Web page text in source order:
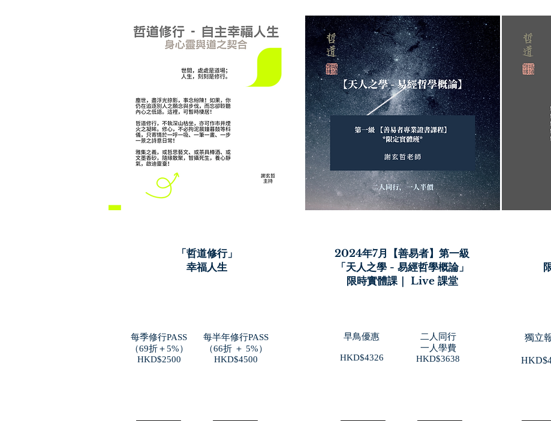
「哲道修行」
幸福人生
2024年7月​
【善易者】第一級
「天人之學 - 易經哲學概論」
限時實體課｜ Live 課堂
每季修行PASS
（69折＋5%）
​HKD$2500
每半年修行PASS​
​（66折 ＋ 5%）
HKD$4500
早鳥優惠
​HKD$4326
二人同行
​一人學費
​HKD$3638
獨立